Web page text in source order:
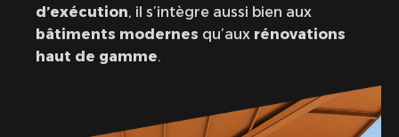
d’exécution, il s’intègre aussi bien aux
bâtiments modernes qu’aux rénovations
haut de gamme.